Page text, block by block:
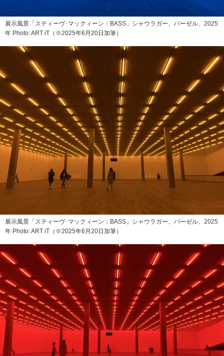
展示風景「スティーヴ･マックィーン：BASS」シャウラガー、バーゼル、2025
年 Photo: ART iT（※2025年6月20日加筆）
展示風景「スティーヴ･マックィーン：BASS」シャウラガー、バーゼル、2025
年 Photo: ART iT（※2025年6月20日加筆）